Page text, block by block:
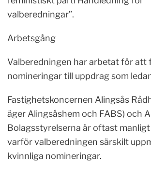
valberedningar”.
Arbetsgång
Valberedningen har arbetat för att
nomineringar till uppdrag som
Fastighetskoncernen Alingsås
äger Alingsåshem och FABS) och
Bolagsstyrelserna är oftast
varför valberedningen särskilt
kvinnliga nomineringar.